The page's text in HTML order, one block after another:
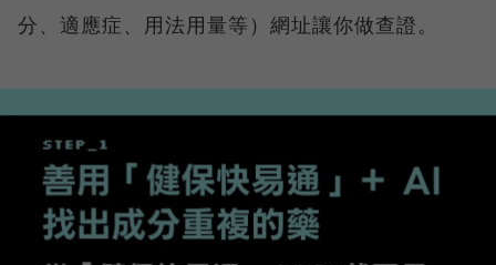
分、適應症、用法用量等）網址讓你做查證。